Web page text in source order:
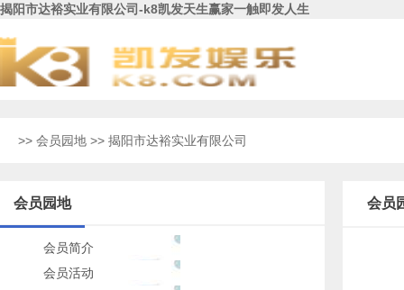
揭阳市达裕实业有限公司-k8凯发天生赢家一触即发人生
>> 会员园地 >> 揭阳市达裕实业有限公司
会员园地
会员简介
会员活动
会员